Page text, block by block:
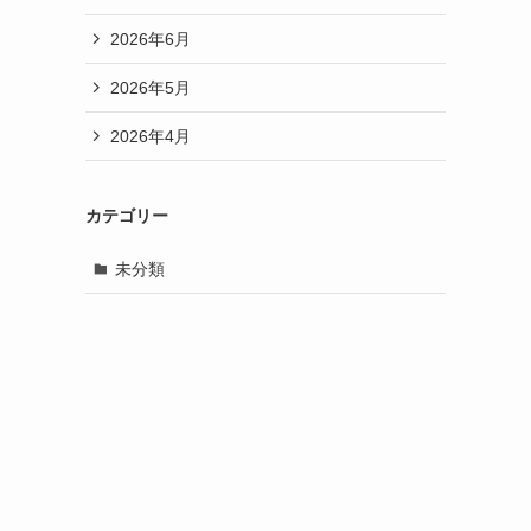
2026年6月
2026年5月
2026年4月
カテゴリー
未分類